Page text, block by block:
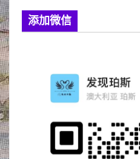
添加微信